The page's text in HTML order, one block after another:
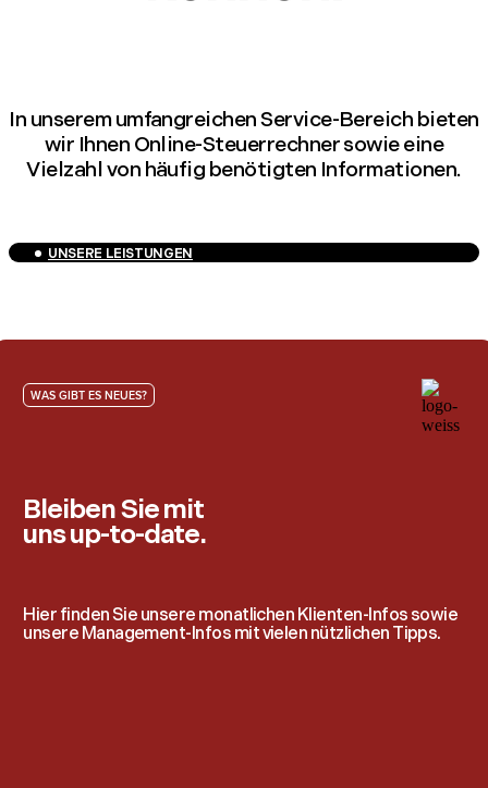
In unserem umfangreichen Service-Bereich bieten
wir Ihnen Online-Steuerrechner sowie eine
Vielzahl von häufig benötigten Informationen.
UNSERE LEISTUNGEN
WAS GIBT ES NEUES?
Bleiben Sie mit
uns up-to-date.
Hier finden Sie unsere monatlichen Klienten-Infos sowie
unsere Management-Infos mit vielen nützlichen Tipps.